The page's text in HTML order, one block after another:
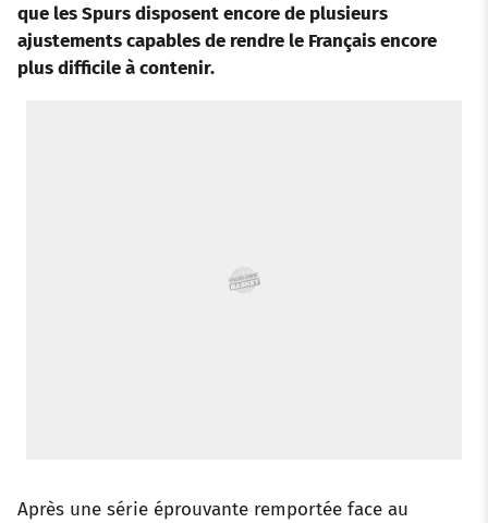
b
o
t
e
s
a
e e l
que les Spurs disposent encore de plusieurs
ajustements capables de rendre le Français encore
plus difficile à contenir.
Après une série éprouvante remportée face au